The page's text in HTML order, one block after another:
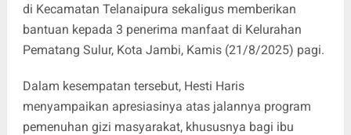
di Kecamatan Telanaipura sekaligus memberikan
bantuan kepada 3 penerima manfaat di Kelurahan
Pematang Sulur, Kota Jambi, Kamis (21/8/2025) pagi.
Dalam kesempatan tersebut, Hesti Haris
menyampaikan apresiasinya atas jalannya program
pemenuhan gizi masyarakat, khususnya bagi ibu